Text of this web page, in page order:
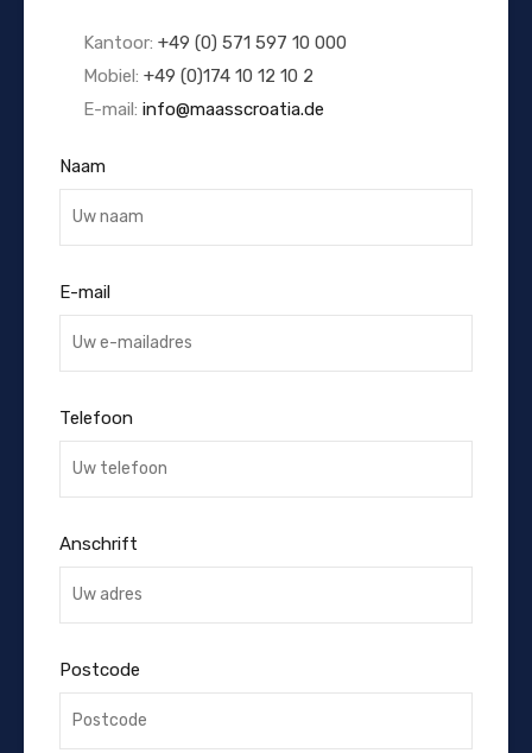
Kantoor: +49 (0) 571 597 10 000
Mobiel: +49 (0)174 10 12 10 2
E-mail: info@maasscroatia.de
Naam
E-mail
Telefoon
Anschrift
Postcode